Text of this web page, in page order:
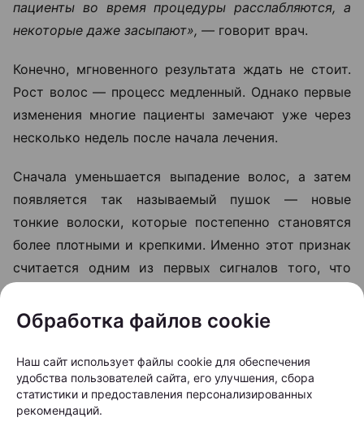
пациенты во время процедуры расслабляются, а
некоторые даже засыпают», — говорит врач.
Конечно, мгновенного результата ждать не стоит.
Рост волос — процесс медленный. Однако первые
изменения многие пациенты замечают уже через
несколько недель после начала лечения.
Сначала уменьшается выпадение волос, а затем
появляется так называемый пушок — новые
тонкие волоски, которые постепенно становятся
более плотными и крепкими. Именно этот признак
считается одним из первых сигналов того, что
Когда пересадка волос
действительно нужна и что
делать после нее
Обработка файлов cookie
Наш сайт использует файлы cookie для обеспечения
удобства пользователей сайта, его улучшения, сбора
статистики и предоставления персонализированных
рекомендаций.